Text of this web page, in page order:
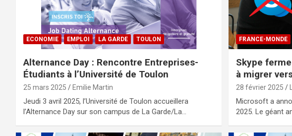
ECONOMIE EMPLOI LA GARDE TOULON
Alternance Day : Rencontre Entreprises-
Étudiants à l’Université de Toulon
25 mars 2025 Emilie Martin
Jeudi 3 avril 2025, l’Université de Toulon accueillera
l’Alternance Day sur son campus de La Garde/La…
FRANCE-MONDE
Skype
à migrer
28 février 2025
Microsoft a
2025. Le géant